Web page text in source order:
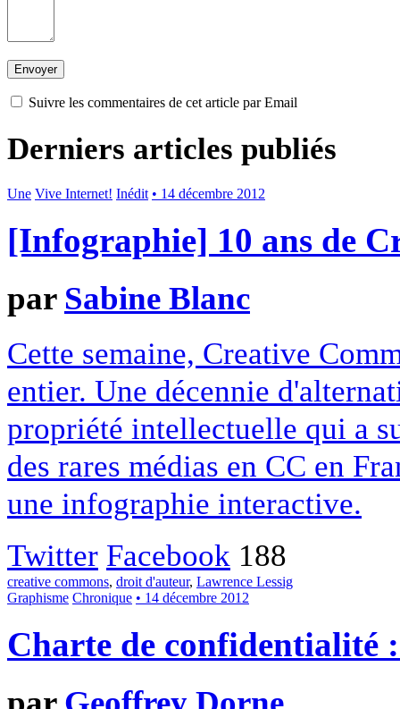
Suivre les commentaires de cet article par Email
Derniers articles publiés
Une Vive Internet! Inédit • 14 décembre 2012
[Infographie] 10 ans de
par Sabine Blanc
Cette semaine, Creative
entier. Une décennie
propriété intellectuelle qui a
des rares médias en CC en
une infographie interactive.
Twitter Facebook 188
creative commons, droit d'auteur, Lawrence Lessig
Graphisme Chronique • 14 décembre 2012
Charte de confidentialité